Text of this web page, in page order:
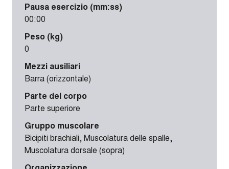
Pausa esercizio (mm:ss)
00:00
Peso (kg)
0
Mezzi ausiliari
Barra (orizzontale)
Parte del corpo
Parte superiore
Gruppo muscolare
Bicipiti brachiali, Muscolatura delle spalle,
Muscolatura dorsale (sopra)